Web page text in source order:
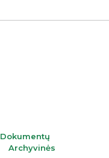
Dokumentų
Archyvinės